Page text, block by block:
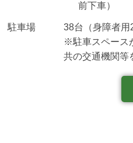
前下車）
駐車場
38台（身障者
※駐車スペース
共の交通機関等